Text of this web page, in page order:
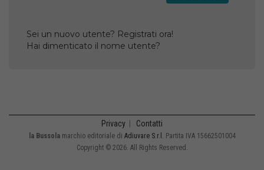
Sei un nuovo utente? Registrati ora!
Hai dimenticato il nome utente?
Privacy Contatti
la Bussolamarchio editoriale di Adiuvare S.r.l. Partita IVA 15662501004
Copyright © 2026. All Rights Reserved.